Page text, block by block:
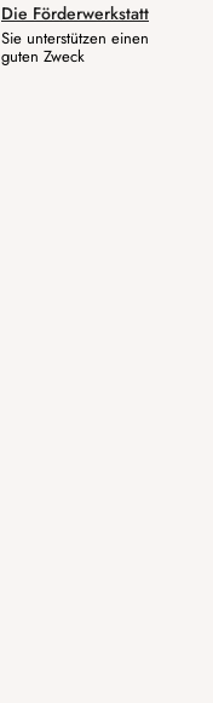
Die Förderwerkstatt
Sie unterstützen einen
guten Zweck